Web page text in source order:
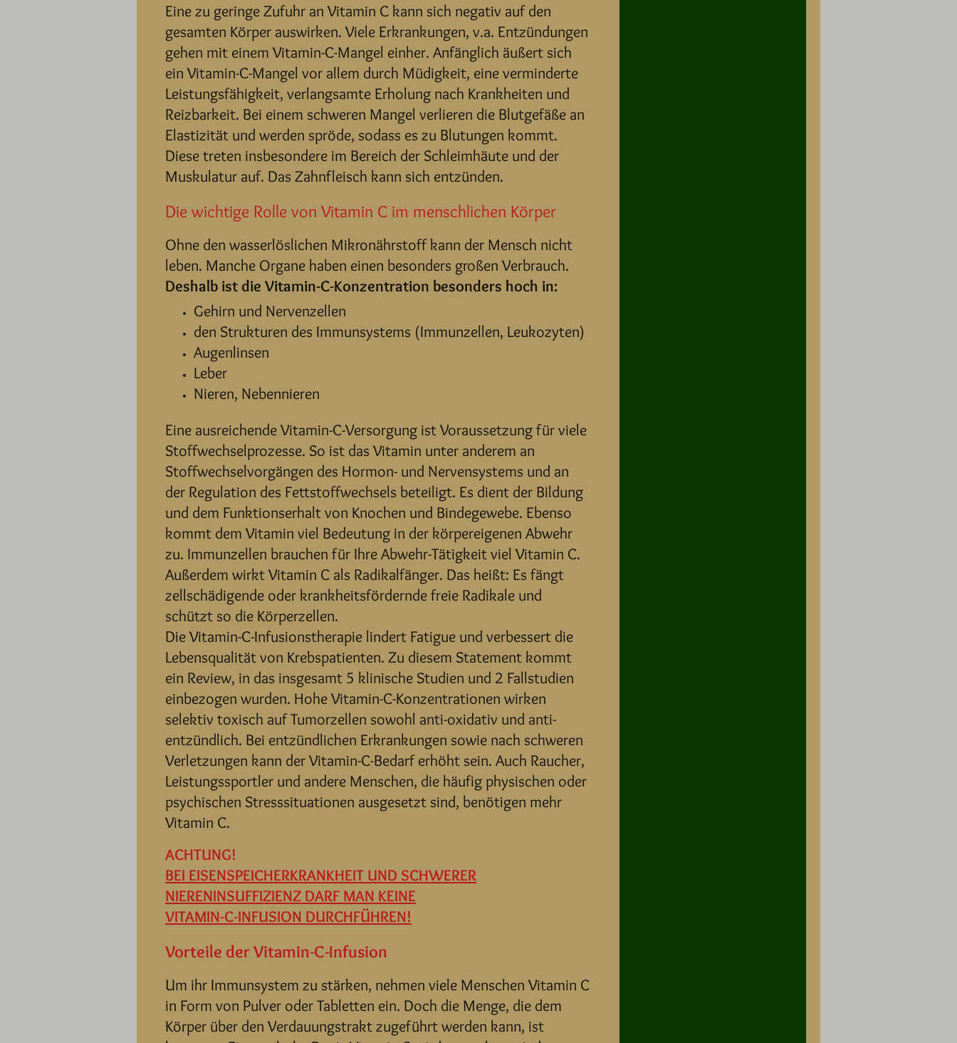
Eine zu geringe Zufuhr an Vitamin C kann sich negativ auf den
gesamten Körper auswirken. Viele Erkrankungen, v.a. Entzündungen
gehen mit einem Vitamin-C-Mangel einher. Anfänglich äußert sich
ein Vitamin-C-Mangel vor allem durch Müdigkeit, eine verminderte
Leistungsfähigkeit, verlangsamte Erholung nach Krankheiten und
Reizbarkeit. Bei einem schweren Mangel verlieren die Blutgefäße an
Elastizität und werden spröde, sodass es zu Blutungen kommt.
Diese treten insbesondere im Bereich der Schleimhäute und der
Muskulatur auf. Das Zahnfleisch kann sich entzünden.
Die wichtige Rolle von Vitamin C im menschlichen Körper
Ohne den wasserlöslichen Mikronährstoff kann der Mensch nicht
leben. Manche Organe haben einen besonders großen Verbrauch.
Deshalb ist die Vitamin-C-Konzentration besonders hoch in:
Gehirn und Nervenzellen
den Strukturen des Immunsystems (Immunzellen, Leukozyten)
Augenlinsen
Leber
Nieren, Nebennieren
Eine ausreichende Vitamin-C-Versorgung ist Voraussetzung für viele
Stoffwechselprozesse. So ist das Vitamin unter anderem an
Stoffwechselvorgängen des Hormon- und Nervensystems und an
der Regulation des Fettstoffwechsels beteiligt. Es dient der Bildung
und dem Funktionserhalt von Knochen und Bindegewebe. Ebenso
kommt dem Vitamin viel Bedeutung in der körpereigenen Abwehr
zu. Immunzellen brauchen für Ihre Abwehr-Tätigkeit viel Vitamin C.
Außerdem wirkt Vitamin C als Radikalfänger. Das heißt: Es fängt
zellschädigende oder krankheitsfördernde freie Radikale und
schützt so die Körperzellen.
Die Vitamin-C-Infusionstherapie lindert Fatigue und verbessert die
Lebensqualität von Krebspatienten. Zu diesem Statement kommt
ein Review, in das insgesamt 5 klinische Studien und 2 Fallstudien
einbezogen wurden. Hohe Vitamin-C-Konzentrationen wirken
selektiv toxisch auf Tumorzellen sowohl anti-oxidativ und anti-
entzündlich. Bei entzündlichen Erkrankungen sowie nach schweren
Verletzungen kann der Vitamin-C-Bedarf erhöht sein. Auch Raucher,
Leistungssportler und andere Menschen, die häufig physischen oder
psychischen Stresssituationen ausgesetzt sind, benötigen mehr
Vitamin C.
ACHTUNG!
BEI EISENSPEICHERKRANKHEIT UND SCHWERER
NIERENINSUFFIZIENZ DARF MAN KEINE
VITAMIN-C-INFUSION DURCHFÜHREN!
Vorteile der Vitamin-C-Infusion
Um ihr Immunsystem zu stärken, nehmen viele Menschen Vitamin C
in Form von Pulver oder Tabletten ein. Doch die Menge, die dem
Körper über den Verdauungstrakt zugeführt werden kann, ist